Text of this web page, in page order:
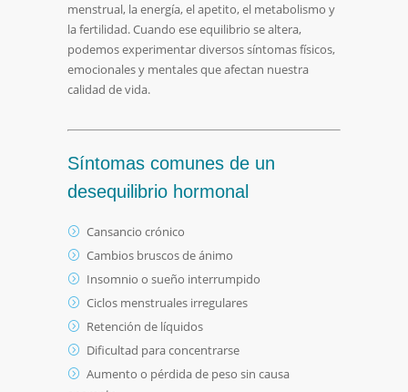
menstrual, la energía, el apetito, el metabolismo y
la fertilidad. Cuando ese equilibrio se altera,
podemos experimentar diversos síntomas físicos,
emocionales y mentales que afectan nuestra
calidad de vida.
Síntomas comunes de un
desequilibrio hormonal
Cansancio crónico
Cambios bruscos de ánimo
Insomnio o sueño interrumpido
Ciclos menstruales irregulares
Retención de líquidos
Dificultad para concentrarse
Aumento o pérdida de peso sin causa